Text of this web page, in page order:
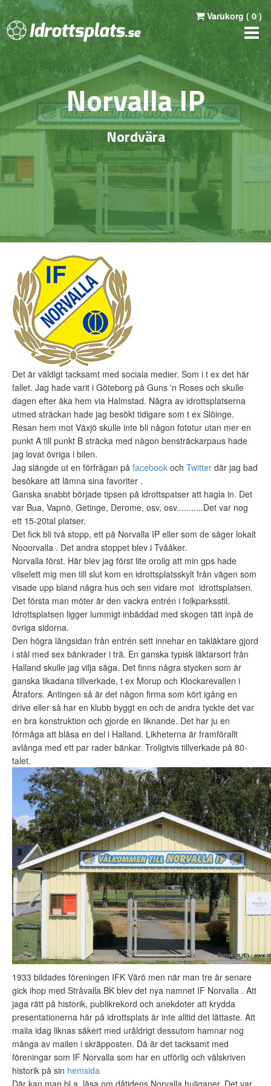
Varukorg ( 0)
Norvalla IP
Nordvära
Det är väldigt tacksamt med sociala medier. Som i t ex det här
fallet. Jag hade varit i Göteborg på Guns 'n Roses och skulle
dagen efter åka hem via Halmstad. Några av idrottsplatserna
utmed sträckan hade jag besökt tidigare som t ex Slöinge.
Resan hem mot Växjö skulle inte bli någon fototur utan mer en
punkt A till punkt B sträcka med någon bensträckarpaus hade
jag lovat övriga i bilen.
Jag slängde ut en förfrågan på facebook och Twitter där jag bad
besökare att lämna sina favoriter .
Ganska snabbt började tipsen på idrottspatser att hagla in. Det
var Bua, Vapnö, Getinge, Derome, osv, osv...........Det var nog
ett 15-20tal platser.
Det fick bli två stopp, ett på Norvalla IP eller som de säger lokalt
Nooorvalla . Det andra stoppet blev i Tvååker.
Norvalla först. Här blev jag först lite orolig att min gps hade
vilselett mig men till slut kom en idrottsplatsskylt från vägen som
visade upp bland några hus och sen vidare mot idrottsplatsen.
Det första man möter är den vackra entrén i folkparksstil.
Idrottsplatsen ligger lummigt inbäddad med skogen tätt inpå de
övriga sidorna.
Den högra långsidan från entrén sett innehar en takläktare gjord
i stål med sex bänkrader i trä. En ganska typisk läktarsort från
Halland skulle jag vilja säga. Det finns några stycken som är
ganska likadana tillverkade, t ex Morup och Klockarevallen i
Ätrafors. Antingen så är det någon firma som kört igång en
drive eller så har en klubb byggt en och de andra tyckte det var
en bra konstruktion och gjorde en liknande. Det har ju en
förmåga att blåsa en del i Halland. Likheterna är framförallt
avlånga med ett par rader bänkar. Troligtvis tillverkade på 80-
talet.
1933 bildades föreningen IFK Värö men när man tre år senare
gick ihop med Stråvalla BK blev det nya namnet IF Norvalla . Att
jaga rätt på historik, publikrekord och anekdoter att krydda
presentationerna här på idrottsplats är inte alltid det lättaste. Att
maila idag liknas säkert med uråldrigt dessutom hamnar nog
många av mailen i skräpposten. Då är det tacksamt med
föreningar som IF Norvalla som har en utförlig och välskriven
historik på sin hemsida
Där kan man bl.a. läsa om dåtidens Norvalla huliganer. Det var